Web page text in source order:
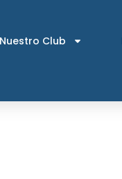
Nuestro Club